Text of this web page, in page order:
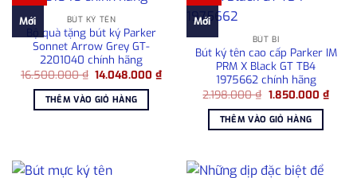
Mới BÚT KÝ TÊN
Bộ quà tặng bút ký Parker
Sonnet Arrow Grey GT-
2201040 chính hãng
16.500.000₫ Giá
là:
16.500.000 ₫.
14.048.000₫Giá
hiện
14.048.000 ₫.
THÊM VÀO GIỎ HÀNG
Mới
BÚT BI
Bút ký tên cao cấp Parker IM
PRM X Black GT TB4
1975662 chính hãng
2.198.000₫ Giá
là:
2.198.000 ₫.
1.850.000 ₫Giá
hiện
THÊM VÀO GIỎ HÀNG